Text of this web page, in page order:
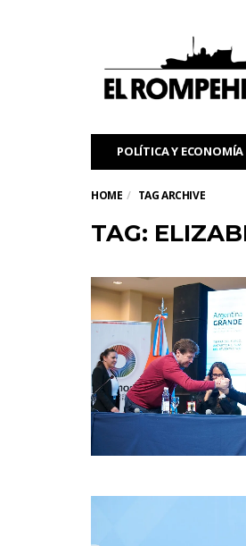
POLÍTICA Y ECONOMÍA
HOME TAG ARCHIVE
TAG: